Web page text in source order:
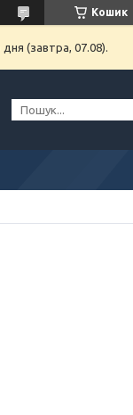
Кошик
(завтра, 07.08).